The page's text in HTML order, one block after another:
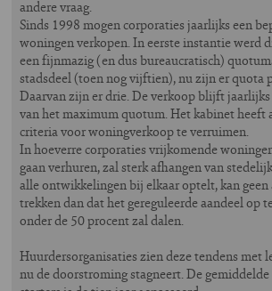
andere vraag.
Sinds 1998 mogen corporaties jaarlijks een
woningen verkopen. In eerste instantie werd
een fijnmazig (en dus bureaucratisch)
stadsdeel (toen nog vijftien), nu zijn er quota
Daarvan zijn er drie. De verkoop blijft
van het maximum quotum. Het kabinet heeft
criteria voor woningverkoop te verruimen.
In hoeverre corporaties vrijkomende
gaan verhuren, zal sterk afhangen van
alle ontwikkelingen bij elkaar optelt, kan geen
trekken dan dat het gereguleerde aandeel op
onder de 50 procent zal dalen.
Huurdersorganisaties zien deze tendens met
nu de doorstroming stagneert. De